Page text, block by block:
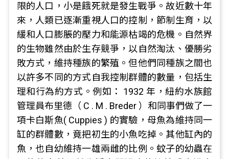
限的人口，小是餓死就是發生戰爭。故近數十年
來，人類已逐漸重視人口的控制，節制生育，以
緩和人口膨脹的壓力和能源枯竭的危機。自然界
的生物雖然由於生存競爭，以自然淘汰、優勝劣
敗方式，維持種族的繁殖。但他們同種族之間也
以許多不同的方式自我控制群體的數量，包括生
理和行為約方式。例如： 1932 年，紐約水族館
管理員布里德（ C . M . Breder ）和同事們做了一
項卡白斯魚( Cuppies ) 的實驗，母魚為維持同一
缸的群體數，竟把初生的小魚吃掉。其他缸內的
魚，也自幼維持一雄兩雌的比例。蚊子的幼蟲在